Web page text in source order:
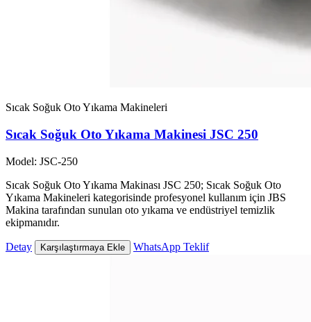
Sıcak Soğuk Oto Yıkama Makineleri
Sıcak Soğuk Oto Yıkama Makinesi JSC 250
Model: JSC-250
Sıcak Soğuk Oto Yıkama Makinası JSC 250; Sıcak Soğuk Oto
Yıkama Makineleri kategorisinde profesyonel kullanım için JBS
Makina tarafından sunulan oto yıkama ve endüstriyel temizlik
ekipmanıdır.
Detay Karşılaştırmaya Ekle WhatsApp Teklif